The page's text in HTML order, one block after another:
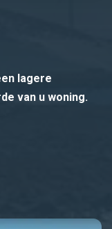
lagere
van u woning.